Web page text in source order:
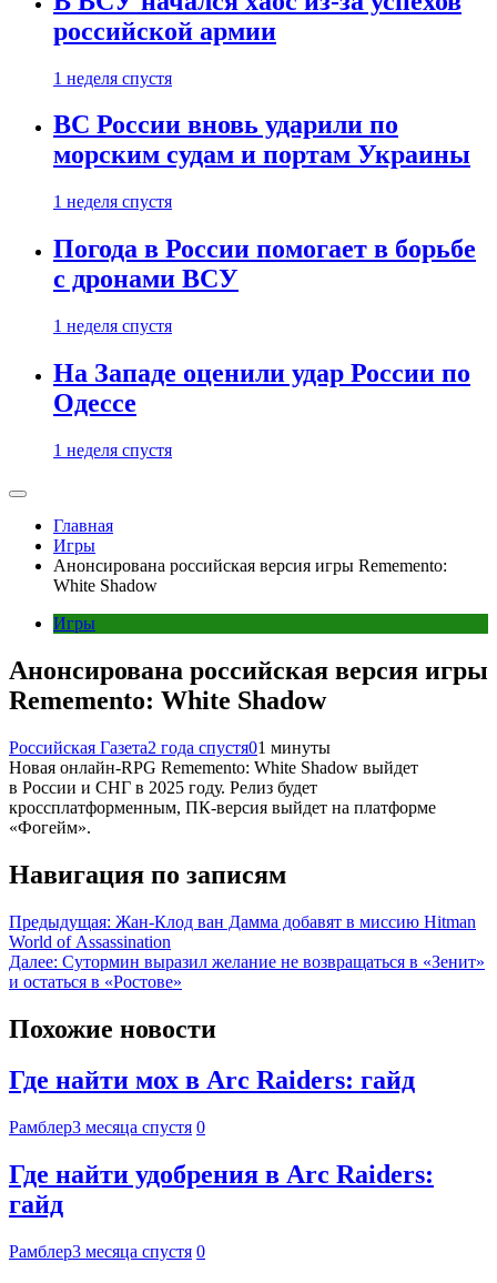
российской армии
1 неделя спустя
ВС России вновь ударили по
морским судам и портам Украины
1 неделя спустя
Погода в России помогает в борьбе
с дронами ВСУ
1 неделя спустя
На Западе оценили удар России по
Одессе
1 неделя спустя
Главная
Игры
Анонсирована российская версия игры Rememento:
White Shadow
Игры
Анонсирована российская версия игры
Rememento: White Shadow
Российская Газета2 года спустя01 минуты
Новая онлайн-RPG Rememento: White Shadow выйдет
в России и СНГ в 2025 году. Релиз будет
кроссплатформенным, ПК-версия выйдет на платформе
«Фогейм».
Навигация по записям
Предыдущая: Жан-Клод ван Дамма добавят в миссию Hitman
World of Assassination
Далее: Сутормин выразил желание не возвращаться в «Зенит»
и остаться в «Ростове»
Похожие новости
Где найти мох в Arc Raiders: гайд
Рамблер3 месяца спустя 0
Где найти удобрения в Arc Raiders:
гайд
Рамблер3 месяца спустя 0